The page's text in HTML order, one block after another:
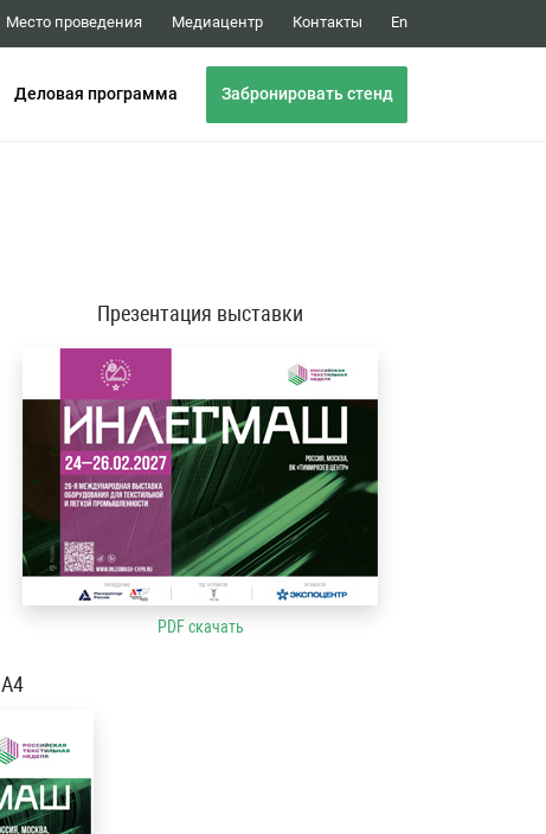
Место проведения Медиацентр Контакты En
Деловая программа Забронировать стенд
Презентация выставки
PDF скачать